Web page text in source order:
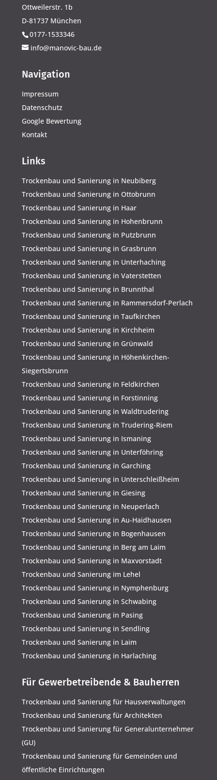
Ottweilerstr. 1b
D-81737 München
0177-1533346
info@manovic-bau.de
Navigation
Impressum
Datenschutz
Google Bewertung
Kontakt
Links
Trockenbau und Sanierung in Neubiberg
Trockenbau und Sanierung in Ottobrunn
Trockenbau und Sanierung in Haar
Trockenbau und Sanierung in Hohenbrunn
Trockenbau und Sanierung in Putzbrunn
Trockenbau und Sanierung in Grasbrunn
Trockenbau und Sanierung in Unterhaching
Trockenbau und Sanierung in Vaterstetten
Trockenbau und Sanierung in Brunnthal
Trockenbau und Sanierung in Rammersdorf-Perlach
Trockenbau und Sanierung in Taufkirchen
Trockenbau und Sanierung in Kirchheim
Trockenbau und Sanierung in Grünwald
Trockenbau und Sanierung in Höhenkirchen-
Siegertsbrunn
Trockenbau und Sanierung in Feldkirchen
Trockenbau und Sanierung in Forstinning
Trockenbau und Sanierung in Waldtrudering
Trockenbau und Sanierung in Trudering-Riem
Trockenbau und Sanierung in Ismaning
Trockenbau und Sanierung in Unterföhring
Trockenbau und Sanierung in Garching
Trockenbau und Sanierung in Unterschleißheim
Trockenbau und Sanierung in Giesing
Trockenbau und Sanierung in Neuperlach
Trockenbau und Sanierung in Au-Haidhausen
Trockenbau und Sanierung in Bogenhausen
Trockenbau und Sanierung in Berg am Laim
Trockenbau und Sanierung in Maxvorstadt
Trockenbau und Sanierung im Lehel
Trockenbau und Sanierung in Nymphenburg
Trockenbau und Sanierung in Schwabing
Trockenbau und Sanierung in Pasing
Trockenbau und Sanierung in Sendling
Trockenbau und Sanierung in Laim
Trockenbau und Sanierung in Harlaching
Für Gewerbetreibende & Bauherren
Trockenbau und Sanierung für Hausverwaltungen
Trockenbau und Sanierung für Architekten
Trockenbau und Sanierung für Generalunternehmer
(GU)
Trockenbau und Sanierung für Gemeinden und
öffentliche Einrichtungen